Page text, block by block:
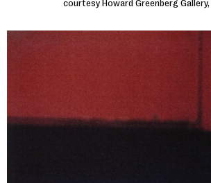
courtesy Howard Greenberg Gallery,